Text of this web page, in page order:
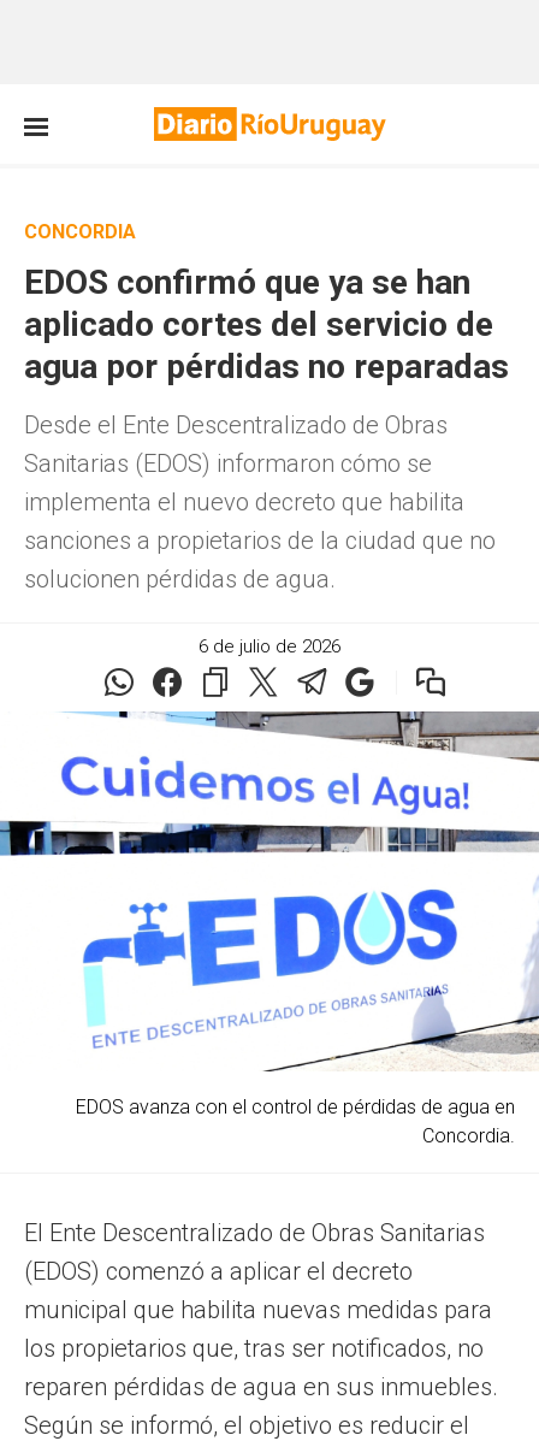
CONCORDIA
EDOS confirmó que ya se han
aplicado cortes del servicio de
agua por pérdidas no reparadas
Desde el Ente Descentralizado de Obras
Sanitarias (EDOS) informaron cómo se
implementa el nuevo decreto que habilita
sanciones a propietarios de la ciudad que no
solucionen pérdidas de agua.
6 de julio de 2026
EDOS avanza con el control de pérdidas de agua en
Concordia.
El Ente Descentralizado de Obras Sanitarias
(EDOS) comenzó a aplicar el decreto
municipal que habilita nuevas medidas para
los propietarios que, tras ser notificados, no
reparen pérdidas de agua en sus inmuebles.
Según se informó, el objetivo es reducir el